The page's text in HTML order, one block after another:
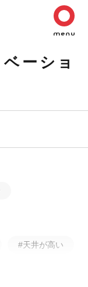
ーショ
#天井が高い